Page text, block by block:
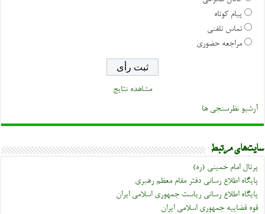
پیام کوتاه
تماس تلفنی
مراجعه حضوری
مشاهده نتایج
آرشیو نظرسنجی ها
سایت‌های مرتبط
پرتال امام خمینی (ره)
پایگاه اطلاع رسانی دفتر مقام معظم رهبری
پایگاه اطلاع رسانی ریاست جمهوری اسلامی ایران
قوه قضاییه جمهوری اسلامی ایران